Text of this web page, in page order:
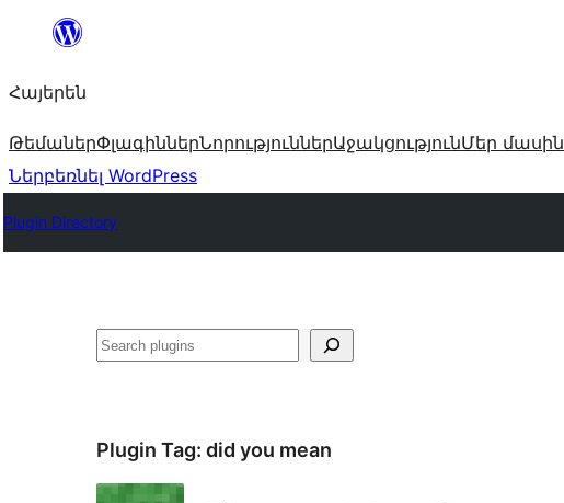
Անցնել
Հայերեն
ԹեմաներՓլագիններՆորություններԱջակցությունՄեր մասին
Ներբեռնել WordPress
Plugin Directory
Որոնել
Plugin Tag: did you mean